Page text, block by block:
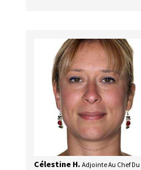
Célestine H. Adjointe Au Chef